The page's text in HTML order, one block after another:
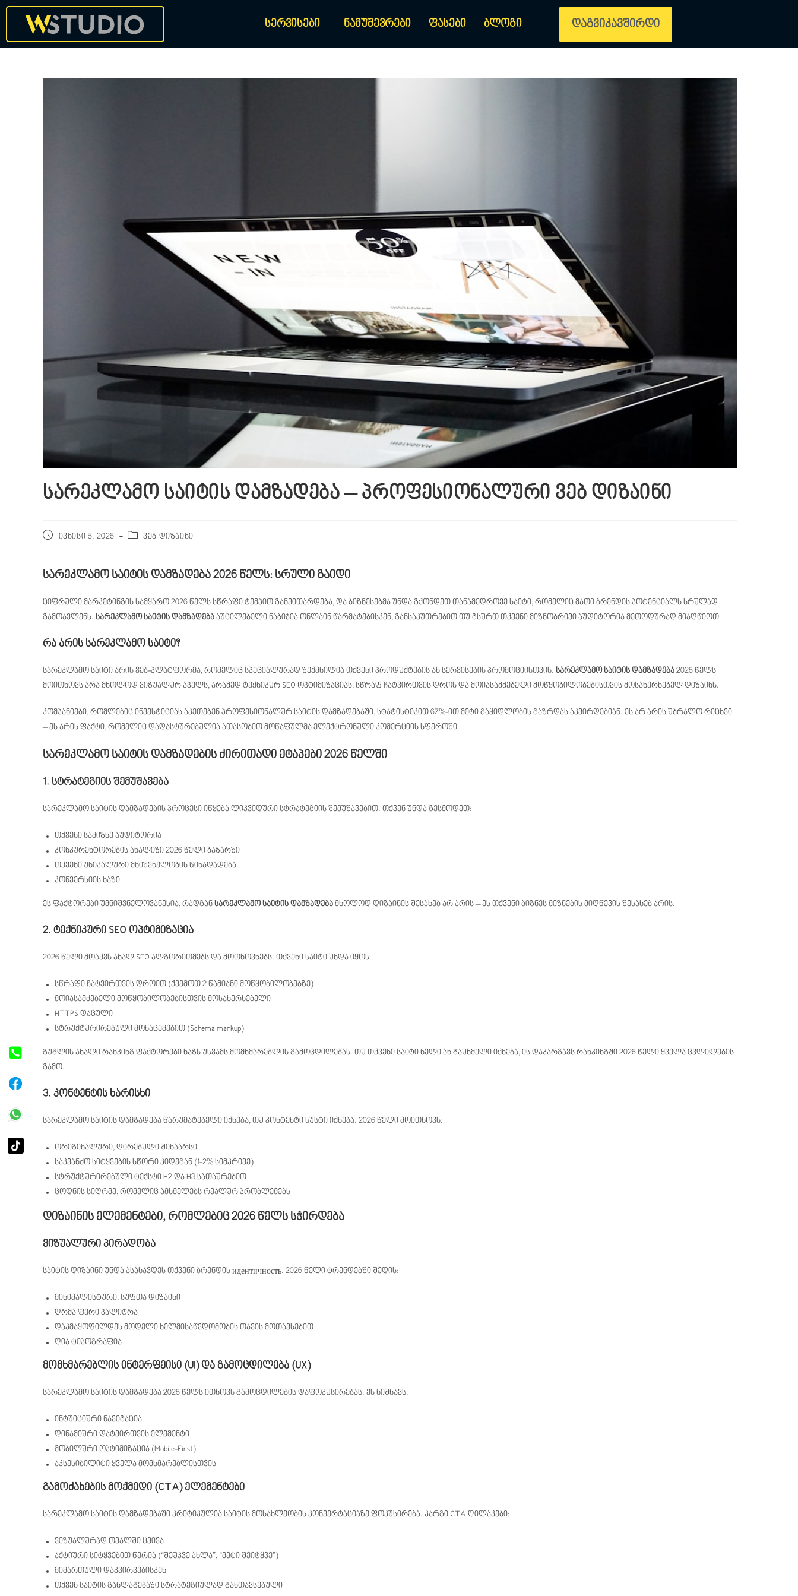
სერვისები ნამუშევრები ფასები ბლოგი დაგვიკავშირდი
სარეკლამო საიტის დამზადება – პროფესიონალური ვებ დიზაინი
ივნისი 5, 2026 ვებ დიზაინი
სარეკლამო საიტის დამზადება 2026 წელს: სრული გაიდი
ციფრული მარკეტინგის სამყარო 2026 წელს სწრაფი ტემპით განვითარდება, და ბიზნესებმა უნდა გქონდეთ თანამედროვე საიტი, რომელიც მათი ბრენდის პოტენციალს სრულად
გამოავლენს. სარეკლამო საიტის დამზადება აუცილებელი ნაბიჯია ონლაინ წარმატებისკენ, განსაკუთრებით თუ გსურთ თქვენი მიზნობრივი აუდიტორია მეთოდურად მიაღწიოთ.
რა არის სარეკლამო საიტი?
სარეკლამო საიტი არის ვებ-პლატფორმა, რომელიც სპეციალურად შექმნილია თქვენი პროდუქტების ან სერვისების პრომოციისთვის. სარეკლამო საიტის დამზადება 2026 წელს
მოითხოვს არა მხოლოდ ვიზუალურ აპელს, არამედ ტექნიკურ SEO ოპტიმიზაციას, სწრაფ ჩატვირთვის დროს და მოიასამძებელი მოწყობილობებისთვის მოსახერხებელ დიზაინს.
კომპანიები, რომლებიც ინვესტიციას აკეთებენ პროფესიონალურ საიტის დამზადებაში, სტატისტიკით 67%-ით მეტი გაყიდლობის გაზრდას აკვირდებიან. ეს არ არის უბრალო რიცხვი
– ეს არის ფაქტი, რომელიც დადასტურებულია ათასობით მოწაფულმა ელექტრონული კომერციის სფეროში.
სარეკლამო საიტის დამზადების ძირითადი ეტაპები 2026 წელში
1. სტრატეგიის შემუშავება
სარეკლამო საიტის დამზადების პროცესი იწყება ლიკვიდური სტრატეგიის შემუშავებით. თქვენ უნდა გესმოდეთ:
თქვენი სამიზნე აუდიტორია
კონკურენტორების ანალიზი 2026 წელი ბაზარში
თქვენი უნიკალური მნიშვნელობის წინადადება
კონვერსიის ხაზი
ეს ფაქტორები უმნიშვნელოვანესია, რადგან სარეკლამო საიტის დამზადება მხოლოდ დიზაინის შესახებ არ არის – ეს თქვენი ბიზნეს მიზნების მიღწევის შესახებ არის.
2. ტექნიკური SEO ოპტიმიზაცია
2026 წელი მოაქვს ახალ SEO ალგორითმებს და მოთხოვნებს. თქვენი საიტი უნდა იყოს:
სწრაფი ჩატვირთვის დროით (ქვემოთ 2 წამიანი მოწყობილობებზე)
მოიასამძებელი მოწყობილობებისთვის მოსახერხებელი
HTTPS დაცული
სტრუქტურირებული მონაცემებით (Schema markup)
გუგლის ახალი რანკინგ ფაქტორები ხაზს უსვამს მომხმარებლის გამოცდილებას. თუ თქვენი საიტი ნელი ან გაუხმელი იქნება, ის დაკარგავს რანკინგში 2026 წელი ყველა ცვლილების
გამო.
3. კონტენტის ხარისხი
სარეკლამო საიტის დამზადება წარუმატებელი იქნება, თუ კონტენტი სუსტი იქნება. 2026 წელი მოითხოვს:
ორიგინალური, ღირებული შინაარსი
საკვანძო სიტყვების სწორი კიდეგან (1-2% სიმკრივე)
სტრუქტურირებული ტექსტი H2 და H3 სათაურებით
ცოდნის სიღრმე, რომელიც ამხმელებს რეალურ პრობლემებს
დიზაინის ელემენტები, რომლებიც 2026 წელს სჭირდება
ვიზუალური პირადობა
საიტის დიზაინი უნდა ასახავდეს თქვენი ბრენდის идентичность. 2026 წელი ტრენდებში შედის:
მინიმალისტური, სუფთა დიზაინი
ღრმა ფერი პალიტრა
დაკმაყოფილდეს მოდელი ხელმისაწვდომობის თავის მოთავსებით
ღია ტიპოგრაფია
მომხმარებლის ინტერფეისი (UI) და გამოცდილება (UX)
სარეკლამო საიტის დამზადება 2026 წელს ითხოვს გამოცდილების დაფოკუსირებას. ეს ნიშნავს:
ინტუიციური ნავიგაცია
დინამიური დატვირთვის ელემენტი
მობილური ოპტიმიზაცია (Mobile-First)
აკსესიბილიტი ყველა მომხმარებლისთვის
გამოძახების მოქმედი (CTA) ელემენტები
სარეკლამო საიტის დამზადებაში კრიტიკულია საიტის მოსახლეობის კონვერტაციაზე ფოკუსირება. კარგი CTA ღილაკები:
ვიზუალურად თვალში ცვივა
აქტიური სიტყვებით წერია (“შეუკვე ახლა”, “მეტი შეიტყვე”)
მიმართული დაკვირვებისკენ
თქვენ საიტის განლაგებაში სტრატეგიულად განთავსებული